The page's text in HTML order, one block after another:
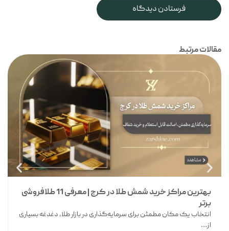
مقالات مرتبط
بهترین مراکز خرید شمش طلا در کرج | معرفی 11 طلافروشی
برتر
انتخاب یک مکان مطمئن برای سرمایه‌گذاری در بازار طلا، دغدغه بسیاری
از....